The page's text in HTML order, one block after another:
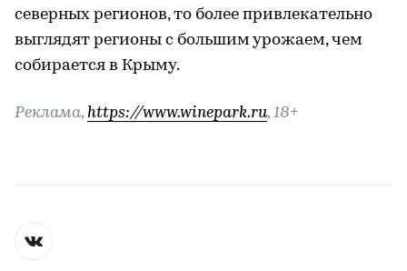
северных регионов, то более привлекательно
выглядят регионы с большим урожаем, чем
собирается в Крыму.
Реклама, https://www.winepark.ru, 18+